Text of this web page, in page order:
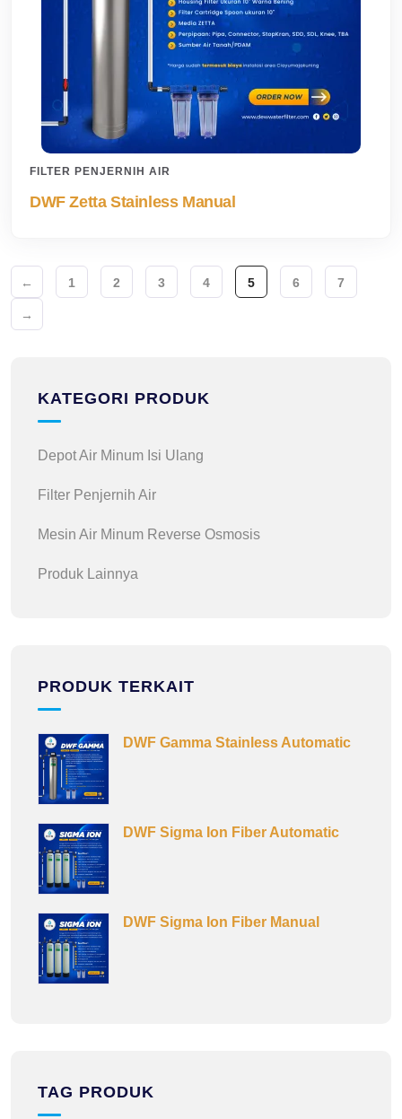
FILTER PENJERNIH AIR
DWF Zetta Stainless Manual
← 1 2 3 4 5 6 7
→
KATEGORI PRODUK
Depot Air Minum Isi Ulang
Filter Penjernih Air
Mesin Air Minum Reverse Osmosis
Produk Lainnya
PRODUK TERKAIT
DWF Gamma Stainless Automatic
DWF Sigma Ion Fiber Automatic
DWF Sigma Ion Fiber Manual
TAG PRODUK